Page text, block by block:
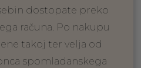
dostopate preko
računa. Po nakupu
takoj ter velja od
spomladanskega